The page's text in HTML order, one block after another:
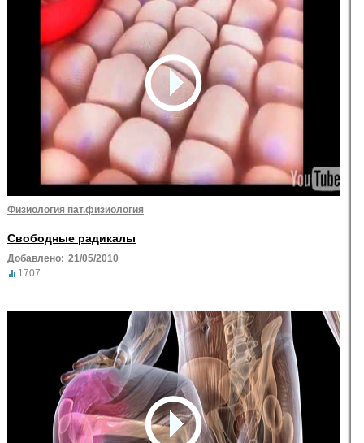
Физиология пат.физиология
Свободные радикалы
Добавлено: 21/05/2010
1707